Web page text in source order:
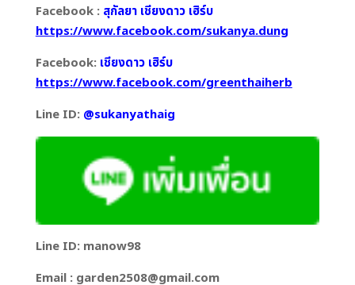
Facebook : สุกัลยา เชียงดาว เฮิร์บ
https://www.facebook.com/sukanya.dung
Facebook: เชียงดาว เฮิร์บ
https://www.facebook.com/greenthaiherb
Line ID: @sukanyathaig
Line ID: manow98
Email : garden2508@gmail.com